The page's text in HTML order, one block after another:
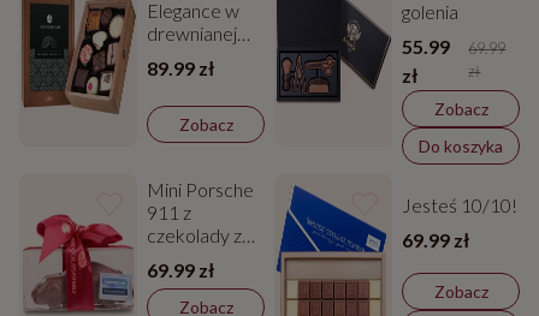
Elegance w
drewnianej
skrzyneczce
89.99 zł
Zobacz
golenia
55.99
zł
69.99
zł
Zobacz
Do koszyka
Mini Porsche
911 z
czekolady ze
wstążką -
Walentynki
69.99 zł
Zobacz
Jesteś 10/10!
69.99 zł
Zobacz